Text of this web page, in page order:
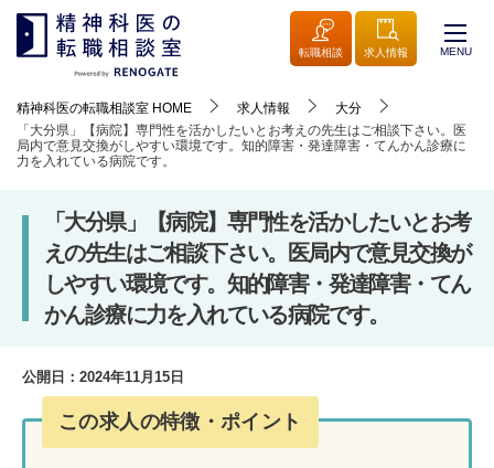
転職相談 求人情報 MENU
精神科医の転職相談室 HOME 求人情報
大分
「大分県」【病院】専門性を活かしたいとお考えの先生はご相談下さい。医
局内で意見交換がしやすい環境です。知的障害・発達障害・てんかん診療に
力を入れている病院です。
「大分県」【病院】専門性を活かしたいとお考
えの先生はご相談下さい。医局内で意見交換が
しやすい環境です。知的障害・発達障害・てん
かん診療に力を入れている病院です。
公開日： 2024年11月15日
この求人の特徴・ポイント